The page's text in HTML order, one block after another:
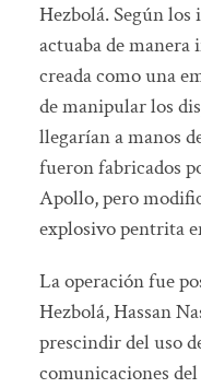
Hezbolá. Según
actuaba de manera
creada como una
de manipular los
llegarían a manos
fueron fabricados
Apollo, pero
explosivo pentrita
La operación fue
Hezbolá, Hassan
prescindir del uso
comunicaciones